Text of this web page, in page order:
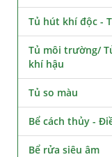
Tủ hút khí độc -
Tủ môi trường/
khí hậu
Tủ so màu
Bể cách thủy -
Bể rửa siêu âm